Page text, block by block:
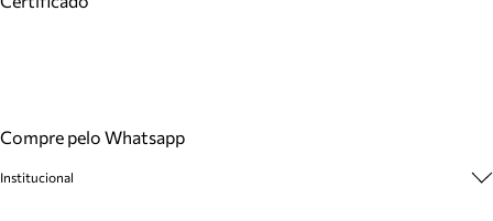
Compre pelo Whatsapp
Institucional